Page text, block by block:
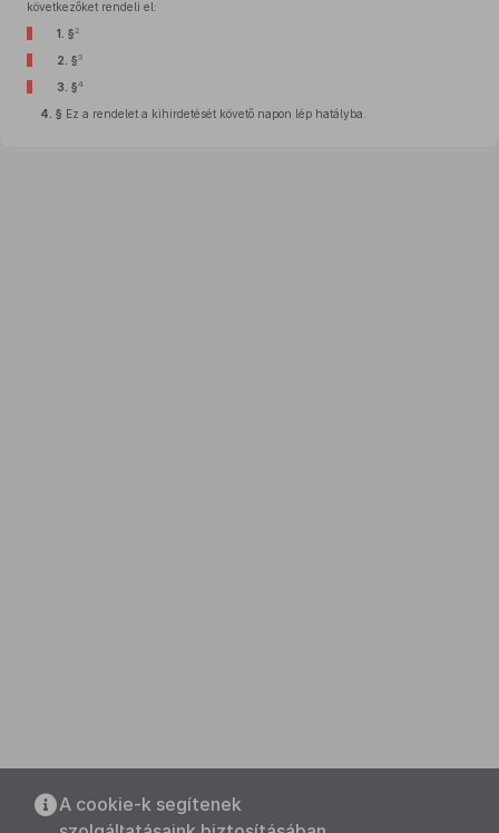
következőket rendeli el:
1. §2
2. §3
3. §4
4. § Ez a rendelet a kihirdetését követő napon lép hatályba.
A cookie-k segítenek